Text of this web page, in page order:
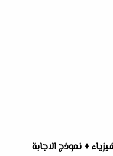
+ نموذج الاجابة